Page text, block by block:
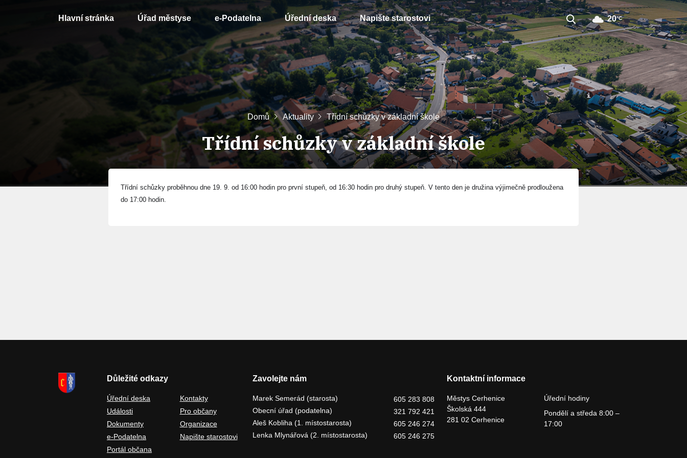
Hlavní stránka Úřad městyse e-Podatelna Úřední deska Napište starostovi 20°C
Domů Aktuality Třídní schůzky v základní škole
Třídní schůzky v základní škole
Třídní schůzky proběhnou dne 19. 9. od 16:00 hodin pro první stupeň, od 16:30 hodin pro druhý stupeň. V tento den je družina výjimečně prodloužena
do 17:00 hodin.
Důležité odkazy
Úřední deska
Události
Dokumenty
e-Podatelna
Portál občana
Kontakty
Pro občany
Organizace
Napište starostovi
Zavolejte nám
Marek Semerád (starosta)
605 283 808
Obecní úřad (podatelna)
321 792 421
Aleš Kobliha (1. místostarosta)
605 246 274
Lenka Mlynářová (2. místostarosta)
605 246 275
Kontaktní informace
Městys Cerhenice
Školská 444
281 02 Cerhenice
Úřední hodiny
Pondělí a středa 8:00 –
17:00